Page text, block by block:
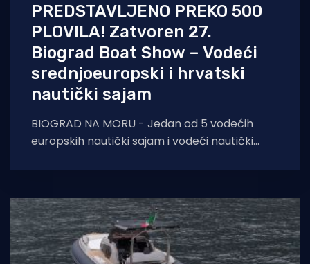
PREDSTAVLJENO PREKO 500
PLOVILA! Zatvoren 27.
Biograd Boat Show – Vodeći
srednjoeuropski i hrvatski
nautički sajam
BIOGRAD NA MORU - Jedan od 5 vodećih
europskih nautički sajam i vodeći nautički